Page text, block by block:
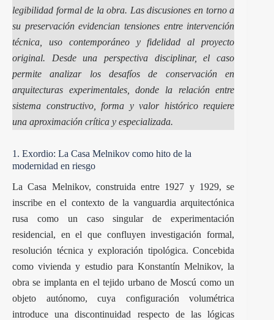
legibilidad formal de la obra. Las discusiones en torno a
su preservación evidencian tensiones entre intervención
técnica, uso contemporáneo y fidelidad al proyecto
original. Desde una perspectiva disciplinar, el caso
permite analizar los desafíos de conservación en
arquitecturas experimentales, donde la relación entre
sistema constructivo, forma y valor histórico requiere
una aproximación crítica y especializada.
1. Exordio: La Casa Melnikov como hito de la
modernidad en riesgo
La Casa Melnikov, construida entre 1927 y 1929, se
inscribe en el contexto de la vanguardia arquitectónica
rusa como un caso singular de experimentación
residencial, en el que confluyen investigación formal,
resolución técnica y exploración tipológica. Concebida
como vivienda y estudio para Konstantín Melnikov, la
obra se implanta en el tejido urbano de Moscú como un
objeto autónomo, cuya configuración volumétrica
introduce una discontinuidad respecto de las lógicas